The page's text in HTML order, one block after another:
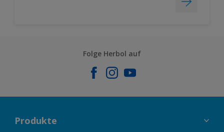
Folge Herbol auf
Produkte